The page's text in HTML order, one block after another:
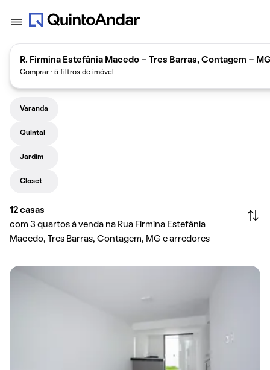
R. Firmina Estefânia Macedo - Tres Barras, Contagem -
Comprar · 5 filtros de imóvel
Varanda
Quintal
Jardim
Closet
12 casas
com 3 quartos à venda na Rua Firmina Estefânia
Macedo, Tres Barras, Contagem, MG e arredores